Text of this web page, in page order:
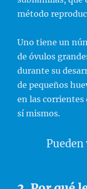
método
Uno tiene un
de óvulos
durante su
de pequeños
en las corrientes
sí mismos.